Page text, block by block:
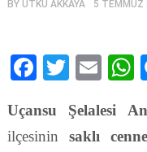
BY UTKU AKKAYA 5 TEMMUZ
Facebook
Twitter
Uçansu Şelalesi
ilçesinin saklı